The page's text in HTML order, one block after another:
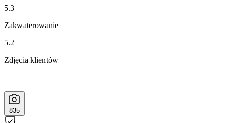
5.3
Zakwaterowanie
5.2
Zdjęcia klientów
835